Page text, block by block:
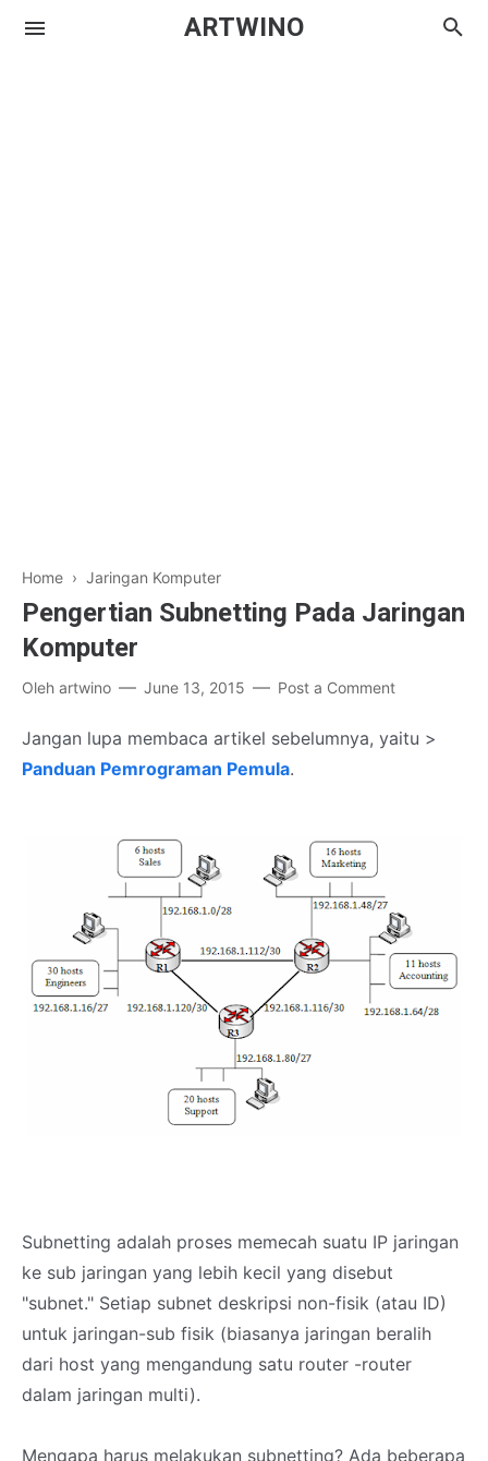
ARTWINO
Home › Jaringan Komputer
Pengertian Subnetting Pada Jaringan
Komputer
Oleh artwino June 13, 2015 Post a Comment
Jangan lupa membaca artikel sebelumnya, yaitu >
Panduan Pemrograman Pemula.
Subnetting adalah proses memecah suatu IP jaringan
ke sub jaringan yang lebih kecil yang disebut
"subnet." Setiap subnet deskripsi non-fisik (atau ID)
untuk jaringan-sub fisik (biasanya jaringan beralih
dari host yang mengandung satu router -router
dalam jaringan multi).
Mengapa harus melakukan subnetting? Ada beberapa